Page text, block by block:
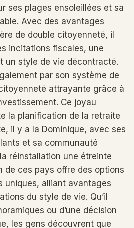
ses plages ensoleillées et sa
Avec des avantages
de double citoyenneté, il
incitations fiscales, une
un style de vie décontracté.
par son système de
attrayante grâce à
Ce joyau
la planification de la retraite
il y a la Dominique, avec ses
et sa communauté
réinstallation une étreinte
de ces pays offre des options
uniques, alliant avantages
du style de vie. Qu’il
ou d’une décision
les gens découvrent que